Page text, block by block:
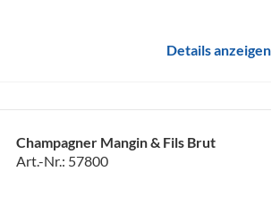
Details anzeigen
Champagner Mangin & Fils Brut
Art.-Nr.: 57800